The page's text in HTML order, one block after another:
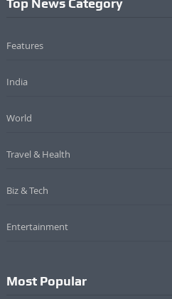
Top News Category
Features
India
World
Travel & Health
Biz & Tech
Entertainment
Most Popular